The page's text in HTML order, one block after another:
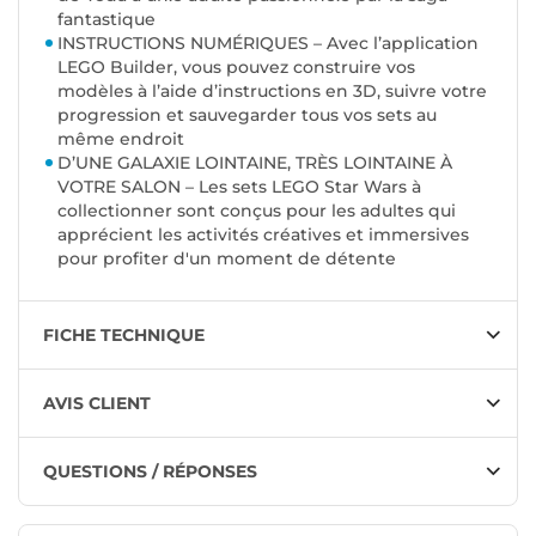
fantastique
INSTRUCTIONS NUMÉRIQUES – Avec l’application
LEGO Builder, vous pouvez construire vos
modèles à l’aide d’instructions en 3D, suivre votre
progression et sauvegarder tous vos sets au
même endroit
D’UNE GALAXIE LOINTAINE, TRÈS LOINTAINE À
VOTRE SALON – Les sets LEGO Star Wars à
collectionner sont conçus pour les adultes qui
apprécient les activités créatives et immersives
pour profiter d'un moment de détente
FICHE TECHNIQUE
AVIS CLIENT
QUESTIONS / RÉPONSES